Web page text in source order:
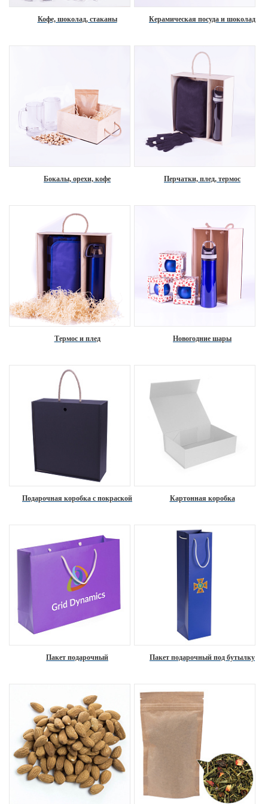
Кофе, шоколад, стаканы Керамическая посуда и шоколад
Бокалы, орехи, кофе Перчатки, плед, термос
Термос и плед Новогодние шары
Подарочная коробка с покраской Картонная коробка
Пакет подарочный Пакет подарочный под бутылку